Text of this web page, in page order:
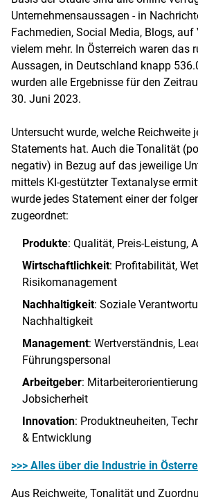
Unternehmensaussagen - in
Fachmedien, Social Media, Blogs, auf
vielem mehr. In Österreich waren das
Aussagen, in Deutschland knapp
wurden alle Ergebnisse für den
30. Juni 2023.
Untersucht wurde, welche Reichweite
Statements hat. Auch die Tonalität
negativ) in Bezug auf das jeweilige
mittels KI-gestützter Textanalyse
wurde jedes Statement einer der
zugeordnet:
Produkte: Qualität, Preis-Leistung,
Wirtschaftlichkeit: Profitabilität,
Risikomanagement
Nachhaltigkeit: Soziale
Nachhaltigkeit
Management: Wertverständnis,
Führungspersonal
Arbeitgeber:
Jobsicherheit
Innovation: Produktneuheiten,
& Entwicklung
>>> Alles über die Industrie in
Aus Reichweite, Tonalität und